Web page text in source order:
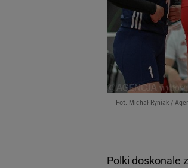
Fot. Michał Ryniak /
Polki doskonale